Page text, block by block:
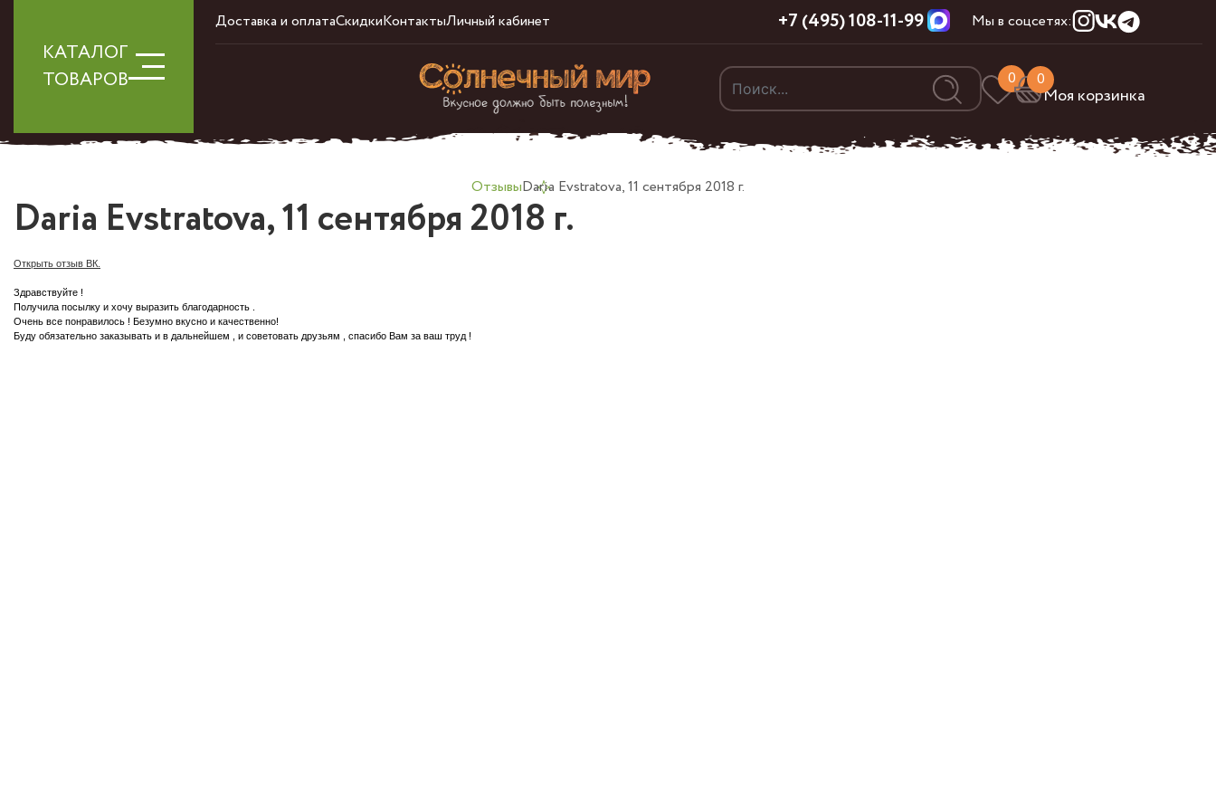
КАТАЛОГ
ТОВАРОВ
Доставка и оплатаСкидкиКонтактыЛичный кабинет +7 (495) 108-11-99 Мы в соцсетях:
0 0
Моя корзинка
ОтзывыDaria Evstratova, 11 сентября 2018 г.
Daria Evstratova, 11 сентября 2018 г.
Открыть отзыв ВК.
Здравствуйте !
Получила посылку и хочу выразить благодарность .
Очень все понравилось ! Безумно вкусно и качественно!
Буду обязательно заказывать и в дальнейшем , и советовать друзьям , спасибо Вам за ваш труд !